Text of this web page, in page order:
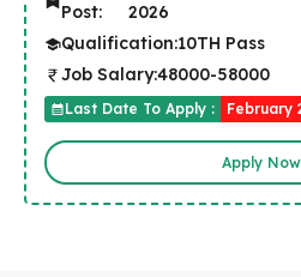
Post:
2026
Qualification:10TH Pass
Job Salary:48000-58000
Last Date To Apply : February
Apply Now